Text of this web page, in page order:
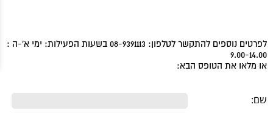
לפרטים נוספים להתקשר לטלפון: 08-9391113 בשעות הפעילות: ימי א'-ה :
9.00-14.00
או מלאו את הטופס הבא:
שם: